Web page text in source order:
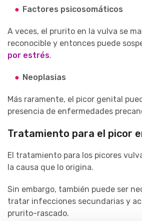
Factores psicosomáticos
A veces, el prurito en la vulva se
reconocible y entonces puede
por estrés.
Neoplasias
Más raramente, el picor genital
presencia de enfermedades
Tratamiento para el picor
El tratamiento para los picores
la causa que lo origina.
Sin embargo, también puede ser
tratar infecciones secundarias y
prurito-rascado.